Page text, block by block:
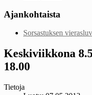
Ajankohtaista
Sorsastuksen
Keskiviikkona
18.00
Tietoja